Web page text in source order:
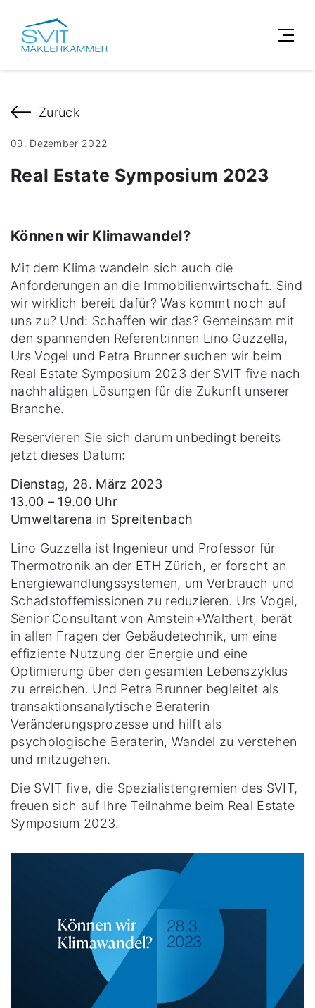
Zurück
09. Dezember 2022
Real Estate Symposium 2023
Können wir Klimawandel?
Mit dem Klima wandeln sich auch die
Anforderungen an die Immobilienwirtschaft. Sind
wir wirklich bereit dafür? Was kommt noch auf
uns zu? Und: Schaffen wir das? Gemeinsam mit
den spannenden Referent:innen Lino Guzzella,
Urs Vogel und Petra Brunner suchen wir beim
Real Estate Symposium 2023 der SVIT five nach
nachhaltigen Lösungen für die Zukunft unserer
Branche.
Reservieren Sie sich darum unbedingt bereits
jetzt dieses Datum:
Dienstag, 28. März 2023
13.00 – 19.00 Uhr
Umweltarena in Spreitenbach
Lino Guzzella ist Ingenieur und Professor für
Thermotronik an der ETH Zürich, er forscht an
Energiewandlungssystemen, um Verbrauch und
Schadstoffemissionen zu reduzieren. Urs Vogel,
Senior Consultant von Amstein+Walthert, berät
in allen Fragen der Gebäudetechnik, um eine
effiziente Nutzung der Energie und eine
Optimierung über den gesamten Lebenszyklus
zu erreichen. Und Petra Brunner begleitet als
transaktionsanalytische Beraterin
Veränderungsprozesse und hilft als
psychologische Beraterin, Wandel zu verstehen
und mitzugehen.
Die SVIT five, die Spezialistengremien des SVIT,
freuen sich auf Ihre Teilnahme beim Real Estate
Symposium 2023.